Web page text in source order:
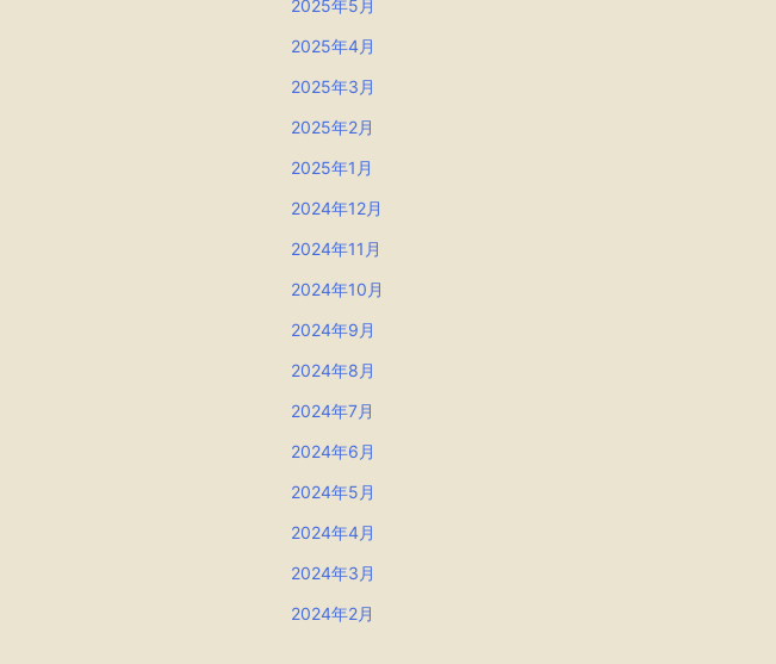
2025年5月
2025年4月
2025年3月
2025年2月
2025年1月
2024年12月
2024年11月
2024年10月
2024年9月
2024年8月
2024年7月
2024年6月
2024年5月
2024年4月
2024年3月
2024年2月